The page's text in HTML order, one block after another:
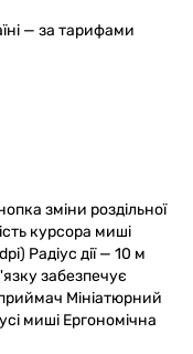
— за тарифами
зміни роздільної
курсора миші
Радіус дії — 10 м
забезпечує
Мініатюрний
миші Ергономічна